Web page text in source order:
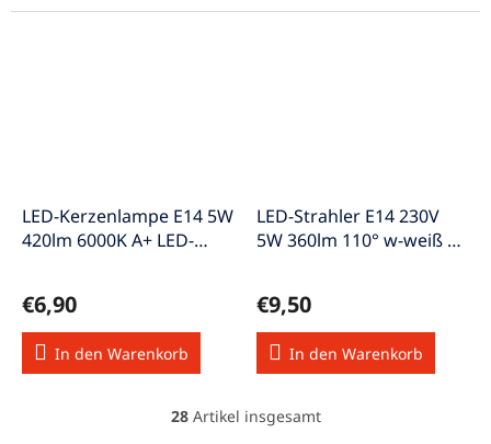
LED-Kerzenlampe E14 5W
420lm 6000K A+ LED-
€6,90
In den Warenkorb
LED-Strahler E14 230V
5W 360lm 110° w-weiß A+
€9,50
In den Warenkorb
S
28Artikel insgesamt